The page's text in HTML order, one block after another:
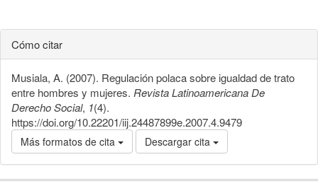
Cómo citar
Musiala, A. (2007). Regulación polaca sobre igualdad de trato
entre hombres y mujeres. Revista Latinoamericana De
Derecho Social, 1(4).
https://doi.org/10.22201/iij.24487899e.2007.4.9479
Más formatos de cita Descargar cita